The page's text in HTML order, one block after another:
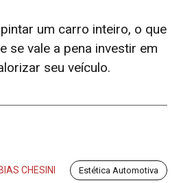
um carro inteiro, o que
se vale a pena investir em
seu veículo.
CHESINI Estética Automotiva